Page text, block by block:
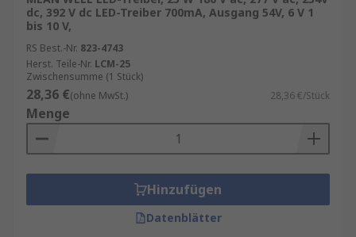
dc, 392 V dc LED-Treiber 700mA, Ausgang 54V, 6 V 1
bis 10 V,
RS Best.-Nr. 823-4743
Herst. Teile-Nr. LCM-25
Zwischensumme (1 Stück)
28,36 €(ohne MwSt.) 28,36 €/Stück
Menge
Hinzufügen
Datenblätter